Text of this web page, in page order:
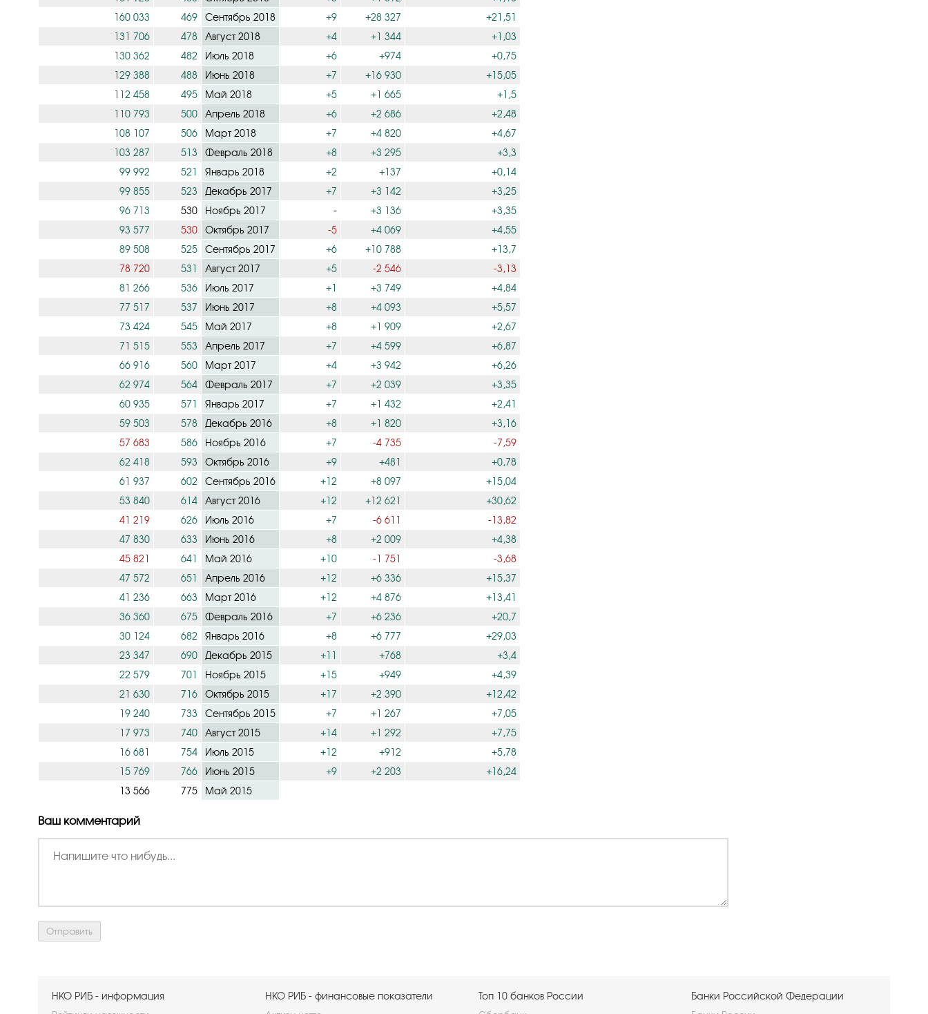
160 033
469 Сентябрь 2018 +9 +28 327
+21,51
131 706
478 Август 2018 +4 +1 344
+1,03
130 362
482 Июль 2018 +6 +974
+0,75
129 388
488 Июнь 2018 +7 +16 930
+15,05
112 458
495 Май 2018 +5 +1 665
+1,5
110 793
500 Апрель 2018 +6 +2 686
+2,48
108 107
506 Март 2018 +7 +4 820
+4,67
103 287
513 Февраль 2018 +8 +3 295
+3,3
99 992
521 Январь 2018 +2 +137
+0,14
99 855
523 Декабрь 2017 +7 +3 142
+3,25
96 713
530 Ноябрь 2017 - +3 136
+3,35
93 577
530 Октябрь 2017 -5 +4 069
+4,55
89 508
525 Сентябрь 2017 +6 +10 788
+13,7
78 720
531 Август 2017 +5 -2 546
-3,13
81 266
536 Июль 2017 +1 +3 749
+4,84
77 517
537 Июнь 2017 +8 +4 093
+5,57
73 424
545 Май 2017 +8 +1 909
+2,67
71 515
553 Апрель 2017 +7 +4 599
+6,87
66 916
560 Март 2017 +4 +3 942
+6,26
62 974
564 Февраль 2017 +7 +2 039
+3,35
60 935
571 Январь 2017 +7 +1 432
+2,41
59 503
578 Декабрь 2016 +8 +1 820
+3,16
57 683
586 Ноябрь 2016 +7 -4 735
-7,59
62 418
593 Октябрь 2016 +9 +481
+0,78
61 937
602 Сентябрь 2016 +12 +8 097
+15,04
53 840
614 Август 2016 +12 +12 621
+30,62
41 219
626 Июль 2016 +7 -6 611
-13,82
47 830
633 Июнь 2016 +8 +2 009
+4,38
45 821
641 Май 2016 +10 -1 751
-3,68
47 572
651 Апрель 2016 +12 +6 336
+15,37
41 236
663 Март 2016 +12 +4 876
+13,41
36 360
675 Февраль 2016 +7 +6 236
+20,7
30 124
682 Январь 2016 +8 +6 777
+29,03
23 347
690 Декабрь 2015 +11 +768
+3,4
22 579
701 Ноябрь 2015 +15 +949
+4,39
21 630
716 Октябрь 2015 +17 +2 390
+12,42
19 240
733 Сентябрь 2015 +7 +1 267
+7,05
17 973
740 Август 2015 +14 +1 292
+7,75
16 681
754 Июль 2015 +12 +912
+5,78
15 769
766 Июнь 2015 +9 +2 203
+16,24
13 566
775 Май 2015
Ваш комментарий
НКО РИБ - информация НКО РИБ - финансовые показатели Топ 10 банков России Банки Российской Федерации